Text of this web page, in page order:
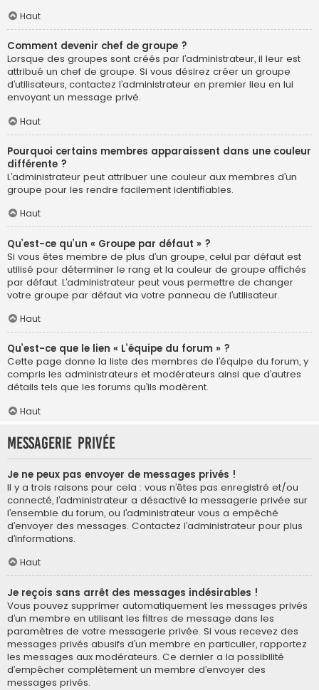
Haut
Comment devenir chef de groupe ?
Lorsque des groupes sont créés par l’administrateur, il leur est
attribué un chef de groupe. Si vous désirez créer un groupe
d’utilisateurs, contactez l’administrateur en premier lieu en lui
envoyant un message privé.
Haut
Pourquoi certains membres apparaissent dans une couleur
différente ?
L’administrateur peut attribuer une couleur aux membres d’un
groupe pour les rendre facilement identifiables.
Haut
Qu’est-ce qu’un « Groupe par défaut » ?
Si vous êtes membre de plus d’un groupe, celui par défaut est
utilisé pour déterminer le rang et la couleur de groupe affichés
par défaut. L’administrateur peut vous permettre de changer
votre groupe par défaut via votre panneau de l’utilisateur.
Haut
Qu’est-ce que le lien « L’équipe du forum » ?
Cette page donne la liste des membres de l’équipe du forum, y
compris les administrateurs et modérateurs ainsi que d’autres
détails tels que les forums qu’ils modèrent.
Haut
Messagerie privée
Je ne peux pas envoyer de messages privés !
Il y a trois raisons pour cela : vous n’êtes pas enregistré et/ou
connecté, l’administrateur a désactivé la messagerie privée sur
l’ensemble du forum, ou l’administrateur vous a empêché
d’envoyer des messages. Contactez l’administrateur pour plus
d’informations.
Haut
Je reçois sans arrêt des messages indésirables !
Vous pouvez supprimer automatiquement les messages privés
d’un membre en utilisant les filtres de message dans les
paramètres de votre messagerie privée. Si vous recevez des
messages privés abusifs d’un membre en particulier, rapportez
les messages aux modérateurs. Ce dernier a la possibilité
d’empêcher complètement un membre d’envoyer des
messages privés.